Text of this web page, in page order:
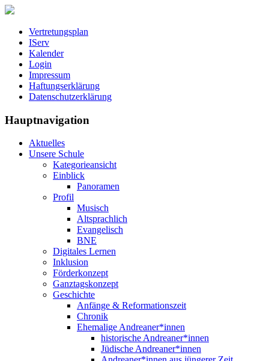
Vertretungsplan
IServ
Kalender
Login
Impressum
Haftungserklärung
Datenschutzerklärung
Hauptnavigation
Aktuelles
Unsere Schule
Kategorieansicht
Einblick
Panoramen
Profil
Musisch
Altsprachlich
Evangelisch
BNE
Digitales Lernen
Inklusion
Förderkonzept
Ganztagskonzept
Geschichte
Anfänge & Reformationszeit
Chronik
Ehemalige Andreaner*innen
historische Andreaner*innen
Jüdische Andreaner*innen